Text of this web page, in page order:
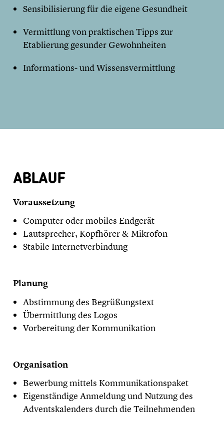
Sensibilisierung für die eigene Gesundheit
Vermittlung von praktischen Tipps zur
Etablierung gesunder Gewohnheiten
Informations- und Wissensvermittlung
ABLAUF
Voraussetzung
Computer oder mobiles Endgerät
Lautsprecher, Kopfhörer & Mikrofon
Stabile Internetverbindung
Planung
Abstimmung des Begrüßungstext
Übermittlung des Logos
Vorbereitung der Kommunikation
Organisation
Bewerbung mittels Kommunikationspaket
Eigenständige Anmeldung und Nutzung des
Adventskalenders durch die Teilnehmenden